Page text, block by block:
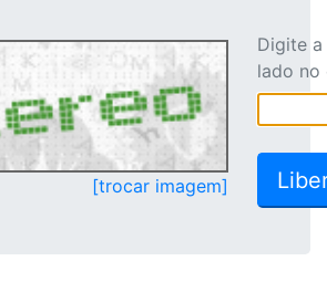
[trocar imagem]
Digite
lado no